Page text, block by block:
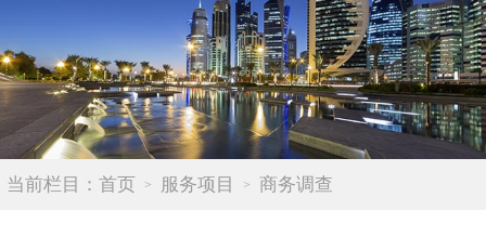
当前栏目： 首页 服务项目 商务调查